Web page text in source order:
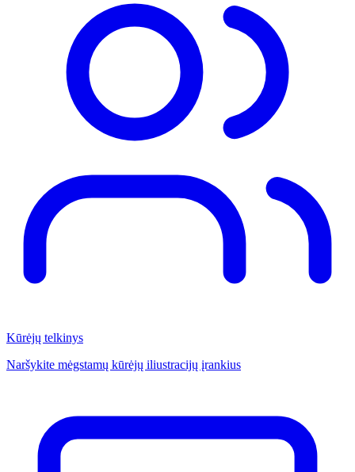
Kūrėjų telkinys
Naršykite mėgstamų kūrėjų iliustracijų įrankius